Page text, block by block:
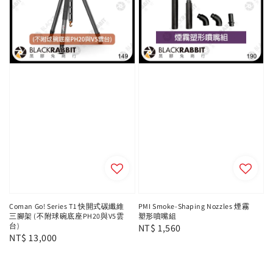
Coman Go! Series T1 快開式碳纖維
三腳架 (不附球碗底座PH20與V5雲
台)
Regular
NT$ 13,000
PMI Smoke-Shaping Nozzles 煙霧
塑形噴嘴組
Regular
NT$ 1,560